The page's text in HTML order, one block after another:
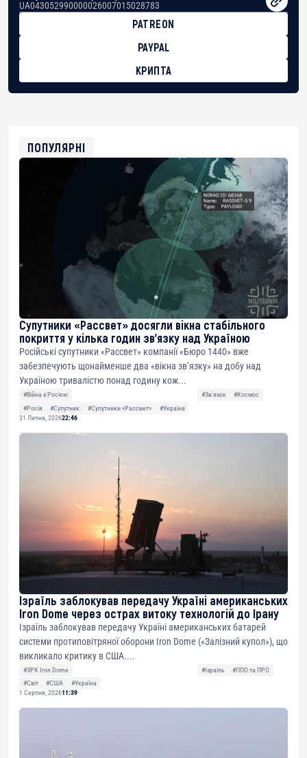
UA043052990000026007015028783
PATREON
PAYPAL
КРИПТА
0xfD02863D3289416fcF50975c9DFda13623f97758
ПОПУЛЯРНІ
Супутники «Рассвет» досягли вікна стабільного
покриття у кілька годин зв’язку над Україною
Російські супутники «Рассвет» компанії «Бюро 1440» вже
забезпечують щонайменше два «вікна зв’язку» на добу над
Україною тривалістю понад годину кож...
#Війна з Росією #Звʼязок
#Космос
#Росія
#Супутник #Супутники «Рассвет»
#Україна
31 Липня, 202622:46
Ізраїль заблокував передачу Україні американських
Iron Dome через острах витоку технологій до Ірану
Ізраїль заблокував передачу Україні американських батарей
системи протиповітряної оборони Iron Dome («Залізний купол»), що
викликало критику в США....
#ЗРК Iron Dome #Ізраїль
#ППО та ПРО
#Світ
#США
#Україна
1 Серпня, 202611:39